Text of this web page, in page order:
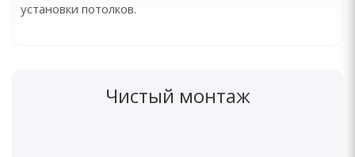
установки потолков.
Чистый монтаж